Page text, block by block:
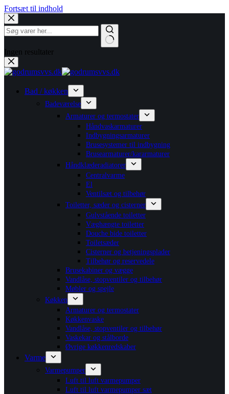
Fortsæt til indhold
Ingen resultater
Bad / køkken
Badeværelse
Armaturer og termostater
Håndvaskarmaturer
Indbygningsarmaturer
Brusesystemer til indbygning
Brusearmaturer/kararmaturer
Håndklæderadiatorer
Centralvarme
El
Ventilsæt og tilbehør
Toiletter, sæder og cisterner
Gulvstående toiletter
Væghængte toiletter
Douche bide toiletter
Toiletsæder
Cisterner og betjeningsplader
Tilbehør og reservedele
Brusekabiner og vægge
Vandlåse, stopventiler og tilbehør
Møbler og spejle
Køkken
Armaturer og termostater
Køkkenvaske
Vandlåse, stopventiler og tilbehør
Vaskekar og stålborde
Øvrige køkkenredskaber
Varme
Varmepumper
Luft til luft varmepumper
Luft til luft varmepumper sæt